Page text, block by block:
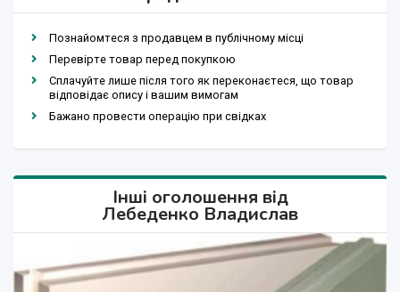
Познайомтеся з продавцем в публічному місці
Перевірте товар перед покупкою
Сплачуйте лише після того як переконаєтеся, що товар
відповідає опису і вашим вимогам
Бажано провести операцію при свідках
Інші оголошення від
Лебеденко Владислав